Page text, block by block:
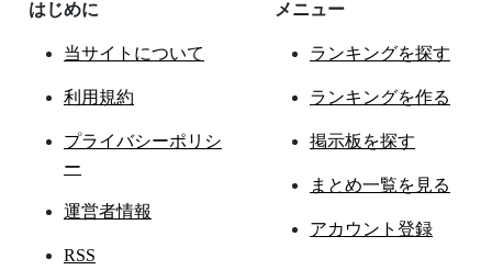
はじめに
当サイトについて
利用規約
プライバシーポリシ
ー
運営者情報
RSS
メニュー
ランキングを探す
ランキングを作る
掲示板を探す
まとめ一覧を見る
アカウント登録